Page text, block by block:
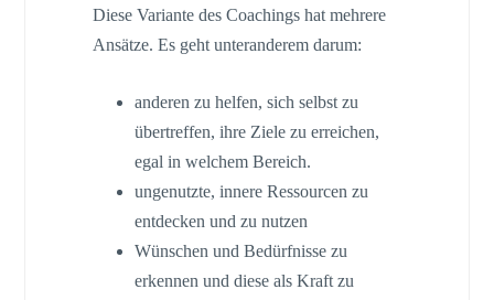
Diese Variante des Coachings hat mehrere
Ansätze. Es geht unteranderem darum:
anderen zu helfen, sich selbst zu
übertreffen, ihre Ziele zu erreichen,
egal in welchem Bereich.
ungenutzte, innere Ressourcen zu
entdecken und zu nutzen
Wünschen und Bedürfnisse zu
erkennen und diese als Kraft zu